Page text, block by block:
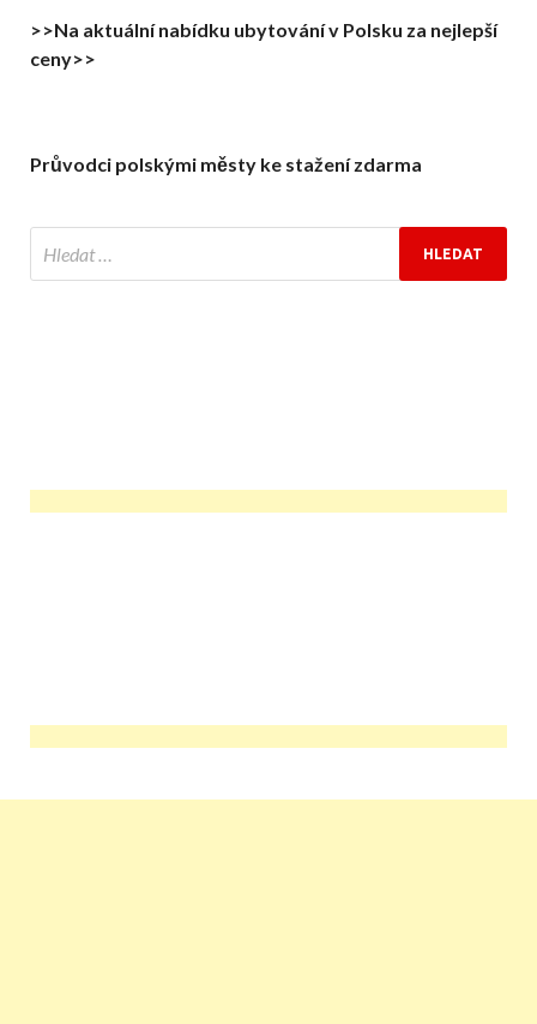
>>Na aktuální nabídku ubytování v Polsku za nejlepší
ceny>>
Průvodci polskými městy ke stažení zdarma